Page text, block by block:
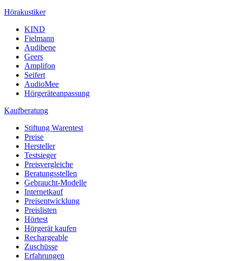
Hörakustiker
KIND
Fielmann
Audibene
Geers
Amplifon
Seifert
AudioMee
Hörgeräteanpassung
Kaufberatung
Stiftung Warentest
Preise
Hersteller
Testsieger
Preisvergleiche
Beratungsstellen
Gebraucht-Modelle
Internetkauf
Preisentwicklung
Preislisten
Hörtest
Hörgerät kaufen
Rechargeable
Zuschüsse
Erfahrungen